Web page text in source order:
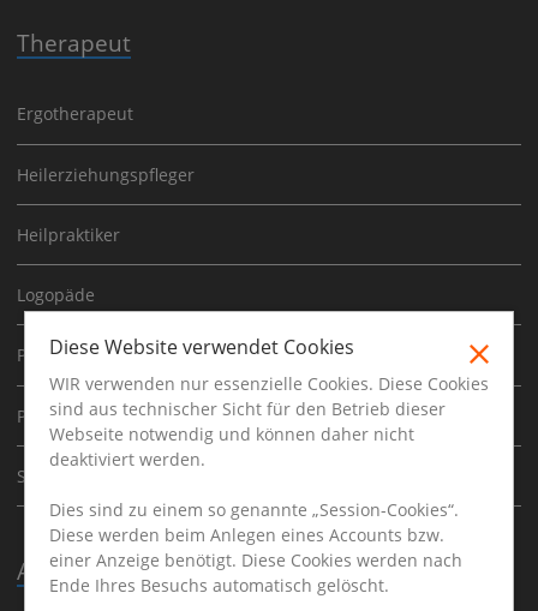
Therapeut
Ergotherapeut
Heilerziehungspfleger
Heilpraktiker
Logopäde
Physiotherapeut
Psychoherapeut
Sporttherapeut
Ausbildung
Diese Website verwendet Cookies
WIR verwenden nur essenzielle Cookies. Diese Cookies
sind aus technischer Sicht für den Betrieb dieser
Webseite notwendig und können daher nicht
deaktiviert werden.
Dies sind zu einem so genannte „Session-Cookies“.
Diese werden beim Anlegen eines Accounts bzw.
einer Anzeige benötigt. Diese Cookies werden nach
Ende Ihres Besuchs automatisch gelöscht.